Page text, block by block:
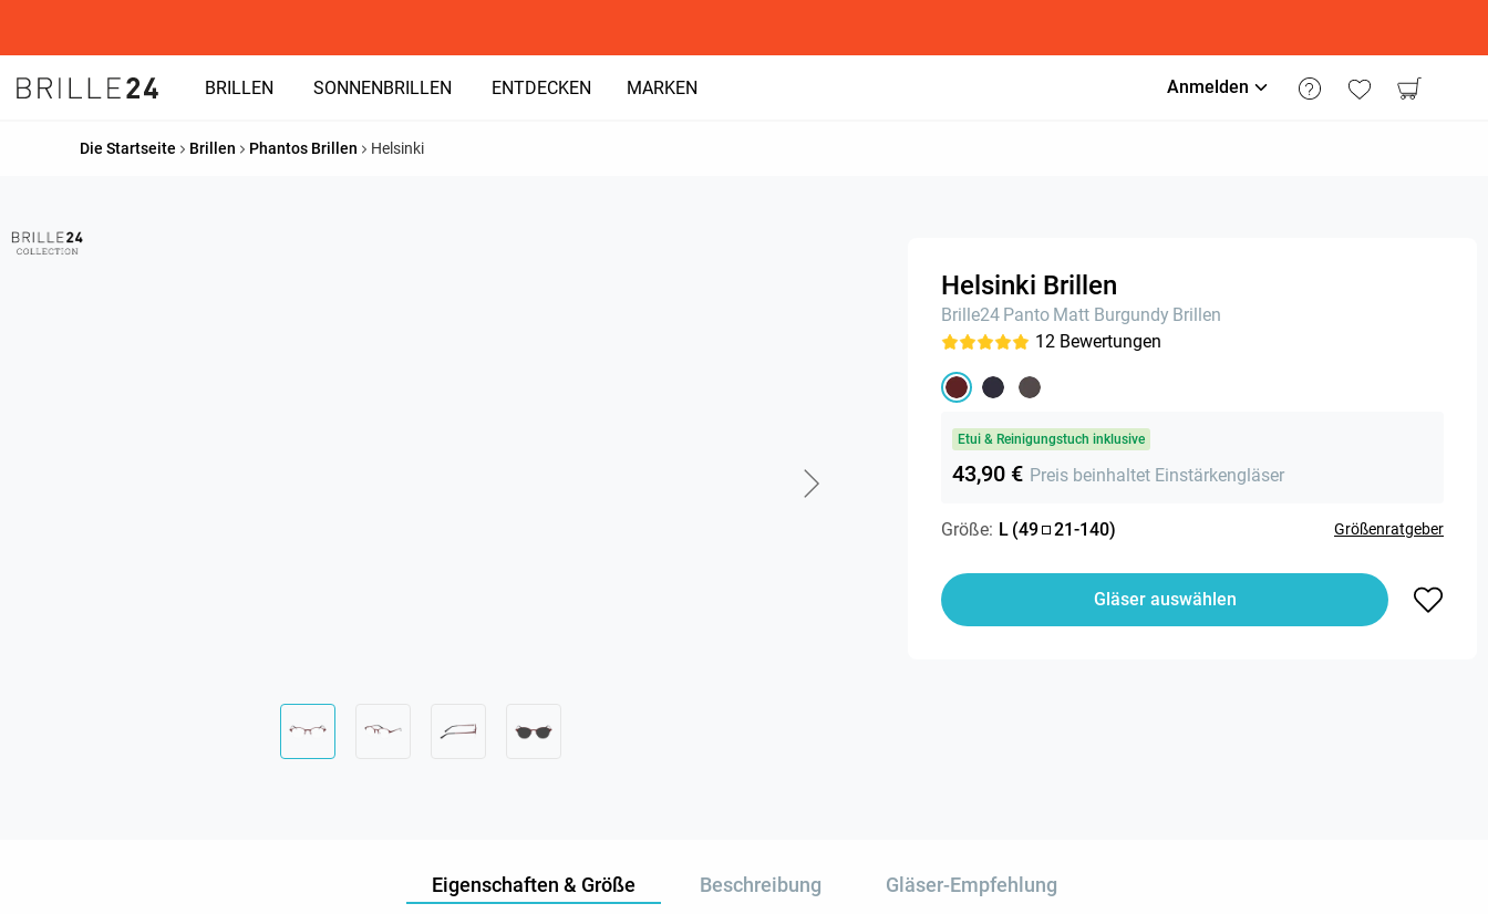
BRILLEN SONNENBRILLEN ENTDECKEN MARKEN Anmelden
Die Startseite Brillen Phantos Brillen Helsinki
Helsinki Brillen
Brille24 Panto Matt Burgundy Brillen
12 Bewertungen
Etui & Reinigungstuch inklusive
43,90 € Preis beinhaltet Einstärkengläser
Größe: L (49 21-140) Größenratgeber
Gläser auswählen
Eigenschaften & Größe Beschreibung Gläser-Empfehlung